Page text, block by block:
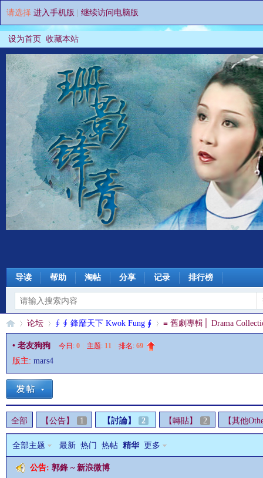
请选择 进入手机版 继续访问电脑版
设为首页 收藏本站
导读 帮助 淘帖 分享 记录 排行榜
§ »
论坛
›
∮ ∮ 鋒靡天下 Kwok Fung ∮
›
≡ 舊劇專輯│ Drama
• 老友狗狗 今日: 0 主题: 11 排名: 69
版主: mars4
全部 【公告】 1 【討論】 2 【轉貼】 2 【其他
全部主题 最新 热门 热帖 精华 更多
公告: 郭鋒 ~ 新浪微博